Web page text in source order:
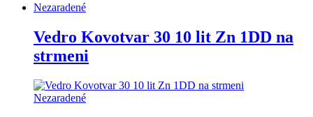
Nezaradené
Vedro Kovotvar 30 10 lit Zn 1DD na
strmeni
Nezaradené